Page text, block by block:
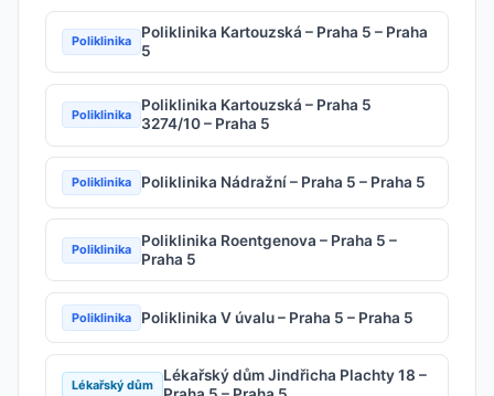
Poliklinika
Poliklinika Kartouzská – Praha 5 – Praha
5
Poliklinika
Poliklinika Kartouzská – Praha 5
3274/10 – Praha 5
Poliklinika Poliklinika Nádražní – Praha 5 – Praha 5
Poliklinika
Poliklinika Roentgenova – Praha 5 –
Praha 5
Poliklinika Poliklinika V úvalu – Praha 5 – Praha 5
Lékařský dům
Lékařský dům Jindřicha Plachty 18 –